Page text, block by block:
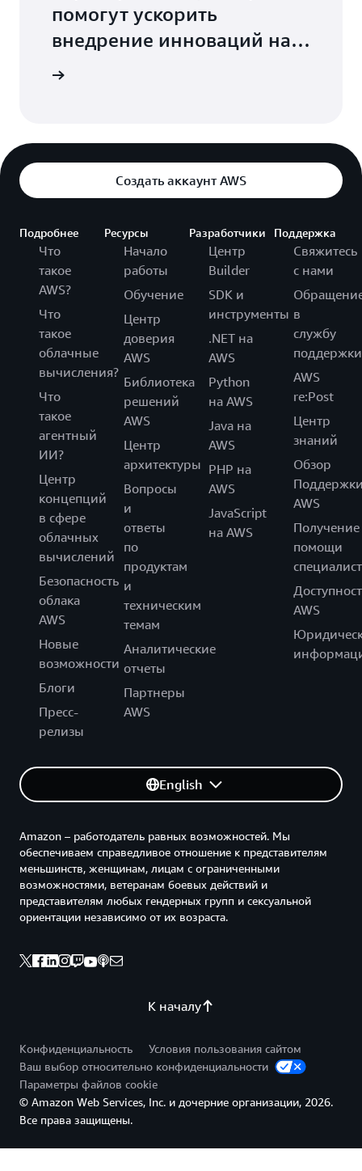
помогут ускорить
внедрение инноваций на
базе искусственного
Создать аккаунт AWS
Подробнее
Что
такое
AWS?
Что
такое
облачные
вычисления?
Что
такое
агентный
ИИ?
Центр
концепций
в сфере
облачных
вычислений
Безопасность
облака
AWS
Новые
возможности
Блоги
Пресс-
релизы
Ресурсы
Начало
работы
Обучение
Центр
доверия
AWS
Библиотека
решений
AWS
Центр
архитектуры
Вопросы
и
ответы
по
продуктам
и
техническим
темам
Аналитические
отчеты
Партнеры
AWS
Разработчики
Центр
Builder
SDK и
инструменты
.NET на
AWS
Python
на AWS
Java на
AWS
PHP на
AWS
JavaScript
на AWS
Поддержка
Свяжитесь
с нами
в
службу
поддержки
AWS
re:Post
Центр
знаний
Обзор
AWS
Получение
помощи
AWS
English
К началу
Amazon – работодатель равных возможностей. Мы
обеспечиваем справедливое отношение к представителям
меньшинств, женщинам, лицам с ограниченными
возможностями, ветеранам боевых действий и
представителям любых гендерных групп и сексуальной
ориентации независимо от их возраста.
Конфиденциальность
Условия пользования сайтом
Ваш выбор относительно конфиденциальности
Параметры файлов cookie
© Amazon Web Services, Inc. и дочерние организации, 2026.
Все права защищены.